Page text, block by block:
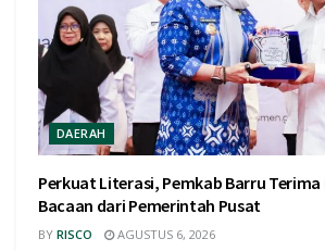
DAERAH
Perkuat Literasi, Pemkab Barru
Bacaan dari Pemerintah Pusat
BY RISCO AGUSTUS 6, 2026